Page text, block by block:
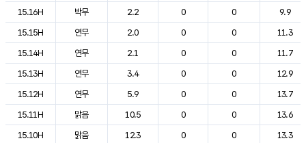
15.16H
박무 2.2 0 0
9.9
15.15H
연무 2.0 0 0
11.3
15.14H
연무 2.1 0 0
11.7
15.13H
연무 3.4 0 0
12.9
15.12H
연무 5.9 0 0
13.7
15.11H
맑음 10.5 0 0
13.6
15.10H
맑음 12.3 0 0
13.3